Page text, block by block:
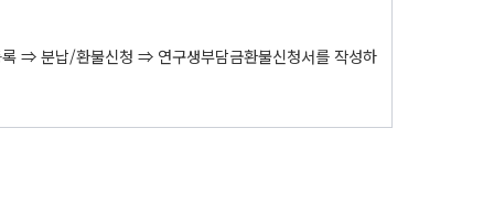
⇒ 분납/환불신청 ⇒ 연구생부담금환불신청서를 작성하